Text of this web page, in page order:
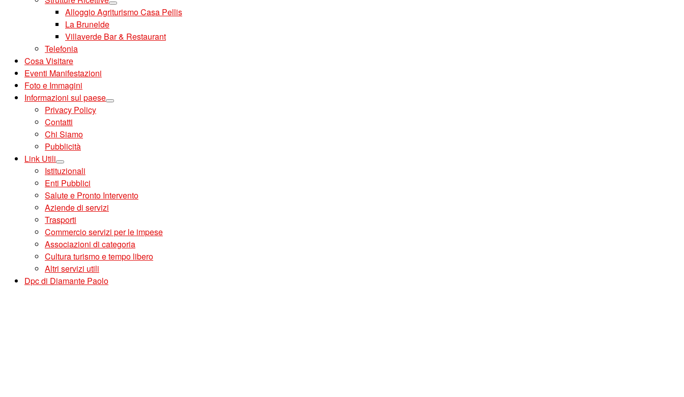
Alloggio Agriturismo Casa Pellis
La Brunelde
Villaverde Bar & Restaurant
Telefonia
Cosa Visitare
Eventi Manifestazioni
Foto e Immagini
Informazioni sul paese
Privacy Policy
Contatti
Chi Siamo
Pubblicità
Link Utili
Istituzionali
Enti Pubblici
Salute e Pronto Intervento
Aziende di servizi
Trasporti
Commercio servizi per le impese
Associazioni di categoria
Cultura turismo e tempo libero
Altri servizi utili
Dpc di Diamante Paolo